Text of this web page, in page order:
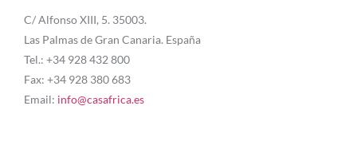
C/ Alfonso XIII, 5. 35003.
Las Palmas de Gran Canaria. España
Tel.: +34 928 432 800
Fax: +34 928 380 683
Email: info@casafrica.es